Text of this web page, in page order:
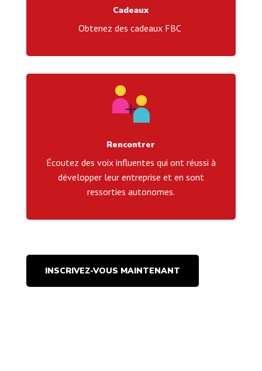
Cadeaux
Obtenez des cadeaux FBC
Rencontrer
Écoutez des voix influentes qui ont réussi à
développer leur entreprise et en sont
ressorties autonomes.
INSCRIVEZ-VOUS MAINTENANT